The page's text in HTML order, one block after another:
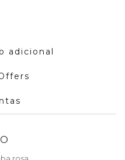
adicional
rosa.